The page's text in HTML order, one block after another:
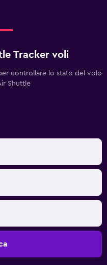
Tracker voli
controllare lo stato del volo
Shuttle